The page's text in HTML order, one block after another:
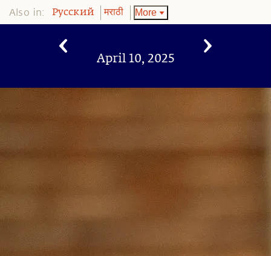
Also in: Pусский मराठी More
April 10, 2025